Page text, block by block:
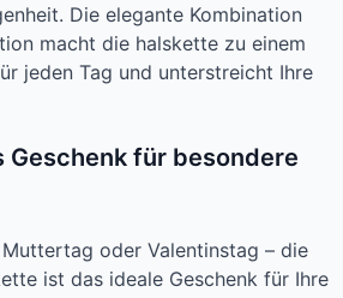
Die elegante Kombination
macht die halskette zu einem
jeden Tag und unterstreicht Ihre
Geschenk für besondere
oder Valentinstag – die
ist das ideale Geschenk für Ihre